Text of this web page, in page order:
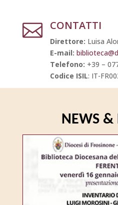
 CONTATTI
Direttore: Luisa
E-mail:
Telefono: +39 –
Codice ISIL: IT-
NEWS &